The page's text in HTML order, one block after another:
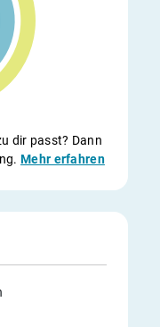
dir passt? Dann
Mehr erfahren